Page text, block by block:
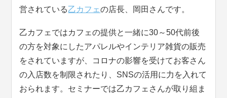
営されている乙カフェの店長、岡田さんです。
乙カフェではカフェの提供と一緒に30～50代前後
の方を対象にしたアパレルやインテリア雑貨の販売
をされていますが、コロナの影響を受けてお客さん
の入店数を制限されたり、SNSの活用に力を入れて
おられます。セミナーでは乙カフェさんが取り組ま